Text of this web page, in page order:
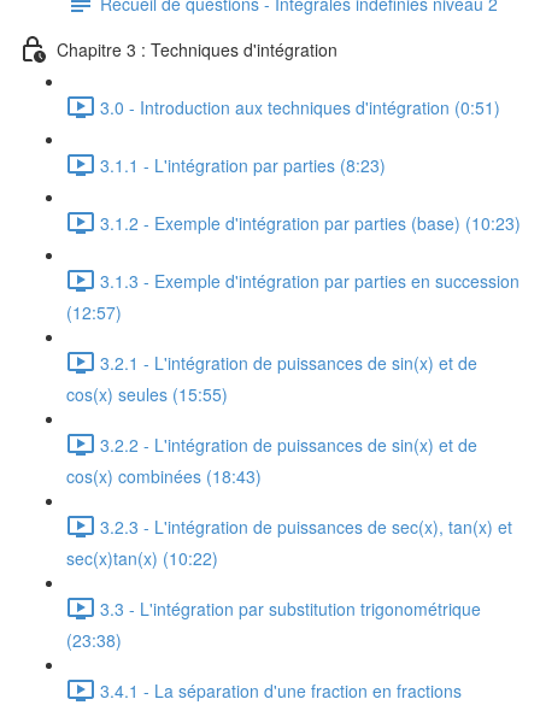
Chapitre 3 : Techniques d'intégration
3.0 - Introduction aux techniques d'intégration (0:51)
3.1.1 - L'intégration par parties (8:23)
3.1.2 - Exemple d'intégration par parties (base) (10:23)
3.1.3 - Exemple d'intégration par parties en succession
(12:57)
3.2.1 - L'intégration de puissances de sin(x) et de
cos(x) seules (15:55)
3.2.2 - L'intégration de puissances de sin(x) et de
cos(x) combinées (18:43)
3.2.3 - L'intégration de puissances de sec(x), tan(x) et
sec(x)tan(x) (10:22)
3.3 - L'intégration par substitution trigonométrique
(23:38)
3.4.1 - La séparation d'une fraction en fractions